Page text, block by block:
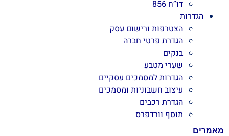
דו”ח 856
הגדרות
הצטרפות ורישום עסק
הגדרת פרטי חברה
בנקים
שערי מטבע
הגדרות למסמכים עסקיים
עיצוב חשבוניות ומסמכים
הגדרת רכבים
תוסף וורדפרס